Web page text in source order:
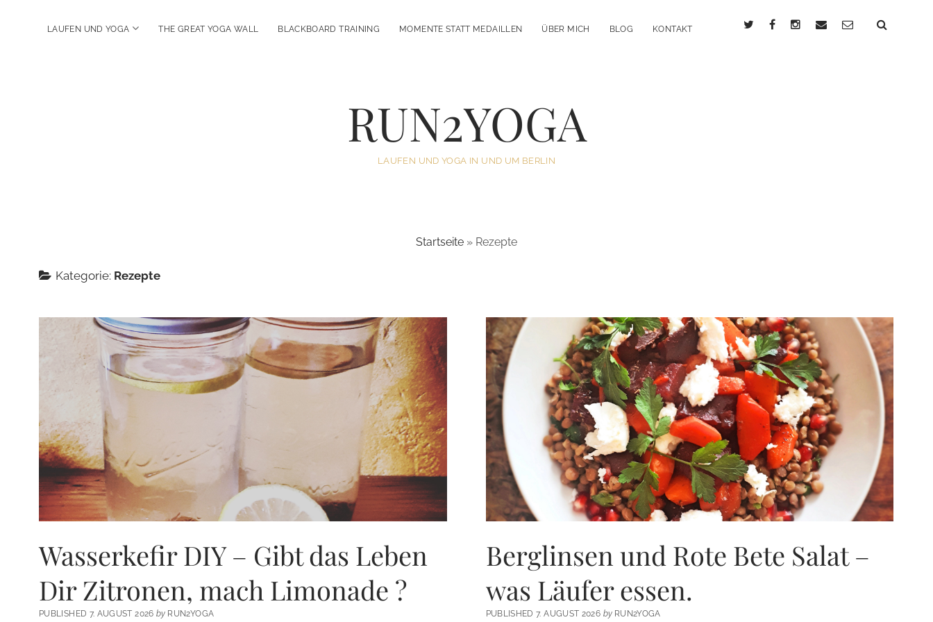
LAUFEN UND YOGA open
THE GREAT YOGA WALL BLACKBOARD TRAINING MOMENTE STATT MEDAILLEN ÜBER MICH BLOG KONTAKT twitterfacebookinstagram
emailemail-
RUN2YOGA
LAUFEN UND YOGA IN UND UM BERLIN
Startseite » Rezepte
Kategorie: Rezepte
Wasserkefir DIY – Gibt das Leben
Dir Zitronen, mach Limonade ?
PUBLISHED 7. AUGUST 2026 by RUN2YOGA
Berglinsen und Rote Bete Salat –
was Läufer essen.
PUBLISHED 7. AUGUST 2026 byRUN2YOGA